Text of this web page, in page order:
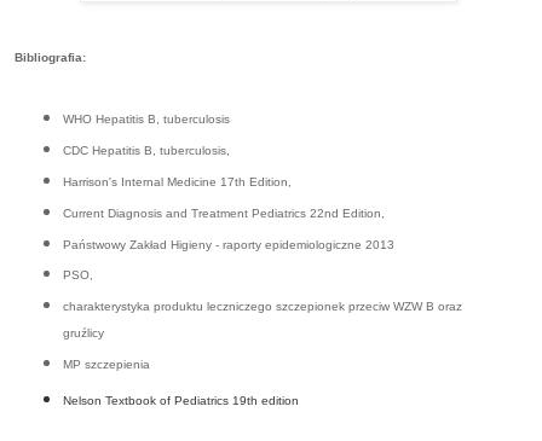
Bibliografia:
WHO Hepatitis B, tuberculosis
CDC Hepatitis B, tuberculosis,
Harrison's Internal Medicine 17th Edition,
Current Diagnosis and Treatment Pediatrics 22nd Edition,
Państwowy Zakład Higieny - raporty epidemiologiczne 2013
PSO,
charakterystyka produktu leczniczego szczepionek przeciw WZW B oraz
gruźlicy
MP szczepienia
Nelson Textbook of Pediatrics 19th edition